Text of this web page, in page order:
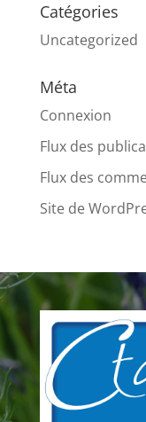
Catégories
Uncategorized
Méta
Connexion
Flux des
Flux des
Site de